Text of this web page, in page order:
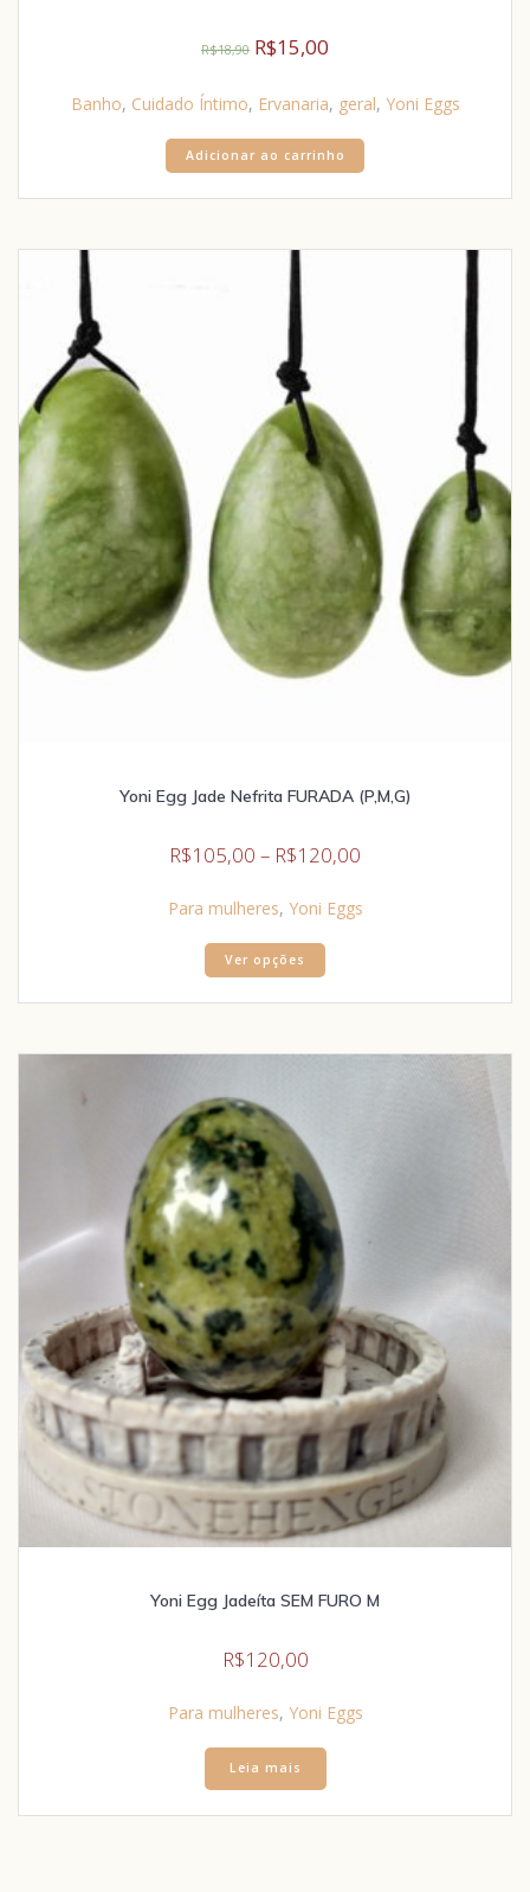
R$18,90 R$15,00
Banho, Cuidado Íntimo, Ervanaria, geral, Yoni Eggs
Adicionar ao carrinho
Yoni Egg Jade Nefrita FURADA (P,M,G)
R$105,00 – R$120,00
Para mulheres, Yoni Eggs
Ver opções
Yoni Egg Jadeíta SEM FURO M
R$120,00
Para mulheres, Yoni Eggs
Leia mais